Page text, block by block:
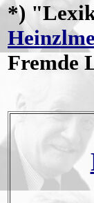
*) "
Fremde